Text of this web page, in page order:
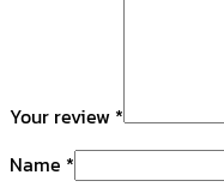
Your review *
Name *